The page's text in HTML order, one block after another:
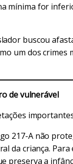
mínima for
buscou
um dos crimes
de vulnerável
217-A não
da criança.
preserva a